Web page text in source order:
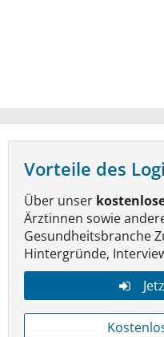
Vorteile des
Über unser
Ärztinnen sowie
Gesundheitsbranche
Hintergründe,